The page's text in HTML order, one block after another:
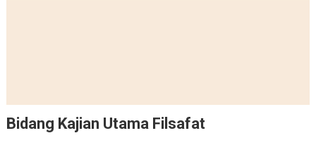
Bidang Kajian Utama Filsafat